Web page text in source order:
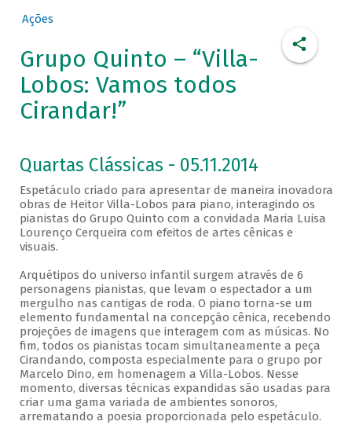
Ações
Grupo Quinto – “Villa-
Lobos: Vamos todos
Cirandar!”
Quartas Clássicas - 05.11.2014
Espetáculo criado para apresentar de maneira inovadora
obras de Heitor Villa-Lobos para piano, interagindo os
pianistas do Grupo Quinto com a convidada Maria Luisa
Lourenço Cerqueira com efeitos de artes cênicas e
visuais.
Arquétipos do universo infantil surgem através de 6
personagens pianistas, que levam o espectador a um
mergulho nas cantigas de roda. O piano torna-se um
elemento fundamental na concepção cênica, recebendo
projeções de imagens que interagem com as músicas. No
fim, todos os pianistas tocam simultaneamente a peça
Cirandando, composta especialmente para o grupo por
Marcelo Dino, em homenagem a Villa-Lobos. Nesse
momento, diversas técnicas expandidas são usadas para
criar uma gama variada de ambientes sonoros,
arrematando a poesia proporcionada pelo espetáculo.